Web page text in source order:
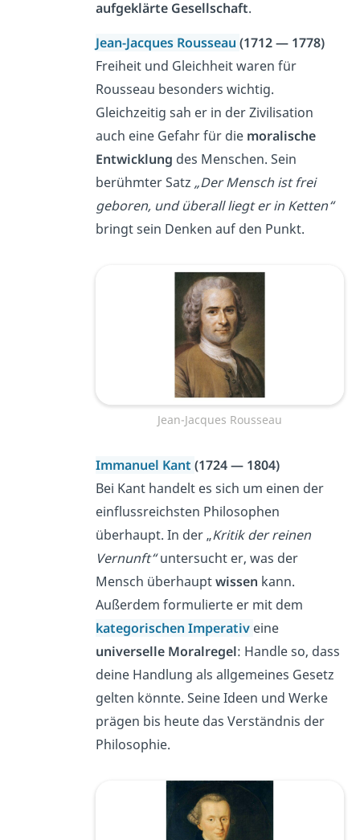
aufgeklärte Gesellschaft.
Jean-Jacques Rousseau (1712 — 1778)
Freiheit und Gleichheit waren für
Rousseau besonders wichtig.
Gleichzeitig sah er in der Zivilisation
auch eine Gefahr für die moralische
Entwicklung des Menschen. Sein
berühmter Satz „Der Mensch ist frei
geboren, und überall liegt er in Ketten“
bringt sein Denken auf den Punkt.
Jean-Jacques Rousseau
Immanuel Kant (1724 — 1804)
Bei Kant handelt es sich um einen der
einflussreichsten Philosophen
überhaupt. In der „Kritik der reinen
Vernunft“untersucht er, was der
Mensch überhauptwissen kann.
Außerdem formulierte er mit dem
kategorischen Imperativ eine
universelle Moralregel: Handle so, dass
deine Handlung als allgemeines Gesetz
gelten könnte. Seine Ideen und Werke
prägen bis heute das Verständnis der
Philosophie.